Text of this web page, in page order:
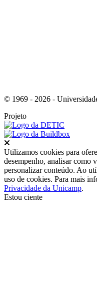
© 1969 - 2026 -
Projeto
Utilizamos cookies para
desempenho, analisar como
personalizar conteúdo. Ao
uso de cookies. Para mais
Privacidade da Unicamp.
Estou ciente